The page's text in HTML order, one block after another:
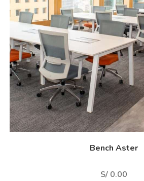
Bench Aster
S/0.00